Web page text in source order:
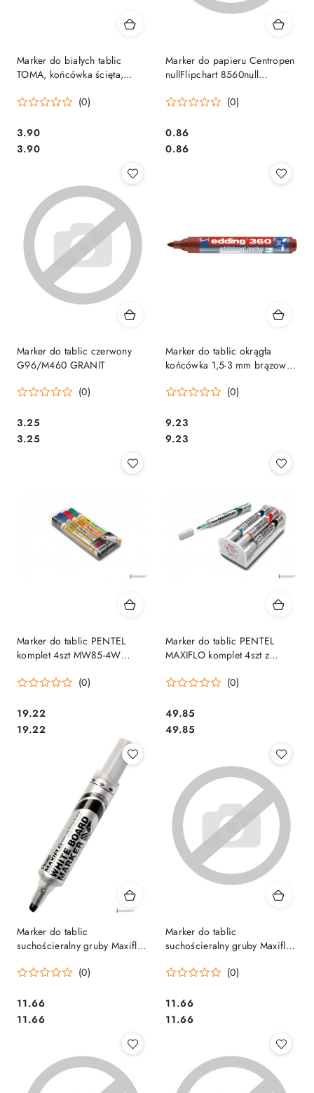
Marker do białych tablic
TOMA, końcówka ścięta,
(0)
Cena:
3.90
Cena:
3.90
Marker do papieru Centropen
nullFlipchart 8560null
585600104 SALE
(0)
Cena:
0.86
Cena:
0.86
Marker do tablic czerwony
G96/M460 GRANIT
(0)
Cena:
3.25
Cena:
3.25
Marker do tablic okrągła
końcówka 1,5-3 mm brązowy
(0)
Cena:
9.23
Cena:
9.23
Marker do tablic PENTEL
komplet 4szt MW85-4W
(0)
Cena:
19.22
Cena:
19.22
Marker do tablic PENTEL
MAXIFLO komplet 4szt z
suchościeralny(0)
Cena:
49.85
Cena:
49.85
Marker do tablic
suchościeralny gruby Maxiflo
MWL5W-AX suchościeralny .
(0)
Cena:
11.66
Cena:
11.66
Marker do tablic
suchościeralny gruby Maxiflo
MWL5W-BX suchościeralny
(0)
Cena:
11.66
Cena:
11.66